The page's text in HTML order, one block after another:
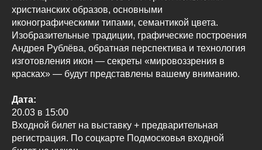
христианских образов, основными
иконографическими типами, семантикой цвета.
Изобразительные традиции, графические построения
Андрея Рублёва, обратная перспектива и технология
изготовления икон — секреты «мировоззрения в
красках» — будут представлены вашему вниманию.
Дата:
20.03 в 15:00
Входной билет на выставку + предварительная
регистрация. По соцкарте Подмосковья входной